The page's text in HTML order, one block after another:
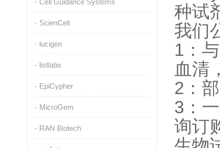
Cell Guidance Systems
ScienCell
lucigen
listlabs
EpiCypher
MicroGem
RAN Biotech
种试
我们
1 ：
血清
2 ：
3 ：
询订